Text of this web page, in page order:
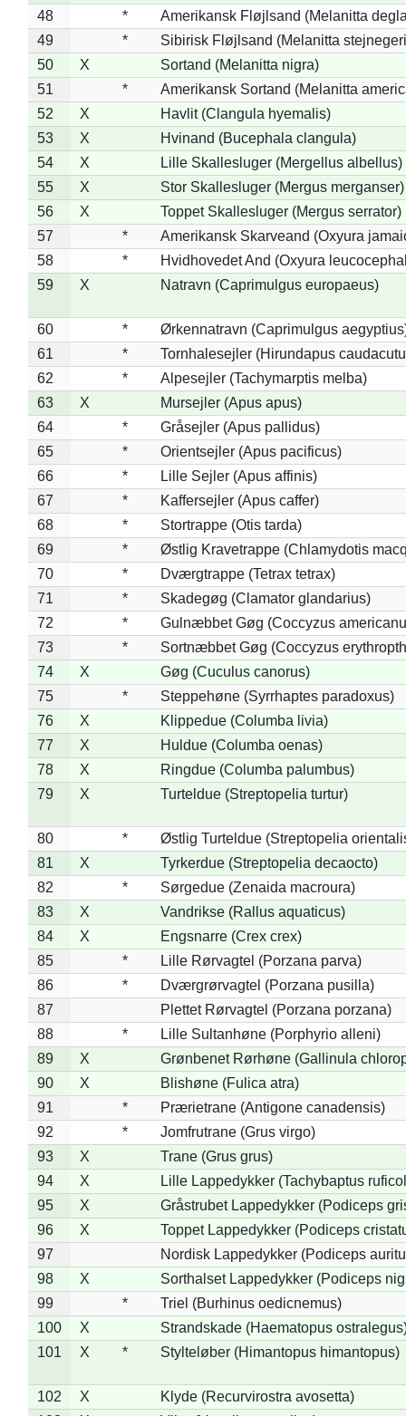
48
*
Amerikansk Fløjlsand (Melanitta
49
*
Sibirisk Fløjlsand (Melanitta
50
X
Sortand (Melanitta nigra)
51
*
Amerikansk Sortand (Melanitta
52
X
Havlit (Clangula hyemalis)
53
X
Hvinand (Bucephala clangula)
54
X
Lille Skallesluger (Mergellus albellus)
55
X
Stor Skallesluger (Mergus merganser)
56
X
Toppet Skallesluger (Mergus serrator)
57
*
Amerikansk Skarveand (Oxyura
58
*
Hvidhovedet And (Oxyura
59
X Natravn (Caprimulgus europaeus)
60 *
Ørkennatravn (Caprimulgus
61
*
Tornhalesejler (Hirundapus
62
*
Alpesejler (Tachymarptis melba)
63
X
Mursejler (Apus apus)
64
*
Gråsejler (Apus pallidus)
65
*
Orientsejler (Apus pacificus)
66
*
Lille Sejler (Apus affinis)
67
*
Kaffersejler (Apus caffer)
68
*
Stortrappe (Otis tarda)
69
*
Østlig Kravetrappe (Chlamydotis
70
*
Dværgtrappe (Tetrax tetrax)
71
*
Skadegøg (Clamator glandarius)
72
*
Gulnæbbet Gøg (Coccyzus
73
*
Sortnæbbet Gøg (Coccyzus
74
X
Gøg (Cuculus canorus)
75
*
Steppehøne (Syrrhaptes paradoxus)
76
X
Klippedue (Columba livia)
77
X
Huldue (Columba oenas)
78
X
Ringdue (Columba palumbus)
79
X Turteldue (Streptopelia turtur)
80 *
Østlig Turteldue (Streptopelia
81
X
Tyrkerdue (Streptopelia decaocto)
82
*
Sørgedue (Zenaida macroura)
83
X
Vandrikse (Rallus aquaticus)
84
X
Engsnarre (Crex crex)
85
*
Lille Rørvagtel (Porzana parva)
86
*
Dværgrørvagtel (Porzana pusilla)
87
Plettet Rørvagtel (Porzana porzana)
88
*
Lille Sultanhøne (Porphyrio alleni)
89
X
Grønbenet Rørhøne (Gallinula
90
X
Blishøne (Fulica atra)
91
*
Prærietrane (Antigone canadensis)
92
*
Jomfrutrane (Grus virgo)
93
X
Trane (Grus grus)
94
X
Lille Lappedykker (Tachybaptus
95
X
Gråstrubet Lappedykker (Podiceps
96
X
Toppet Lappedykker (Podiceps
97
Nordisk Lappedykker (Podiceps
98
X
Sorthalset Lappedykker (Podiceps
99
*
Triel (Burhinus oedicnemus)
100
X
Strandskade (Haematopus
101
X * Stylteløber (Himantopus himantopus)
102 X
Klyde (Recurvirostra avosetta)